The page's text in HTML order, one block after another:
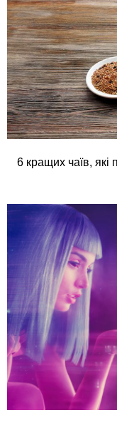
6 кращих чаїв, які